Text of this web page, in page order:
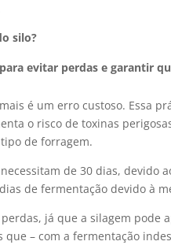
silo?
evitar perdas e garantir
é um erro custoso. Essa
o risco de toxinas
de forragem.
de 30 dias, devido
de fermentação devido à
já que a silagem
– com a fermentação